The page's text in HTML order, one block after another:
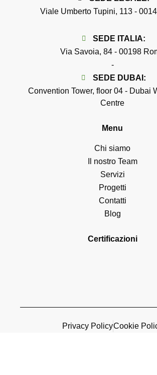
Viale Umberto Tupini, 113 -
SEDE ITALIA:
Via Savoia, 84 - 00198
-
SEDE DUBAI :
Convention Tower, floor 04 - Dubai
Centre
Menu
Chi siamo
Il nostro Team
Servizi
Progetti
Contatti
Blog
Certificazioni
Privacy PolicyCookie